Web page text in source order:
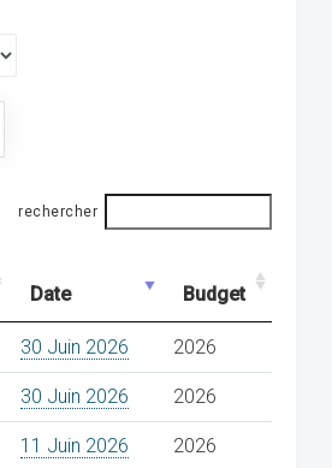
rechercher
Date Budget
30 Juin 2026 2026
30 Juin 2026 2026
11 Juin 2026 2026